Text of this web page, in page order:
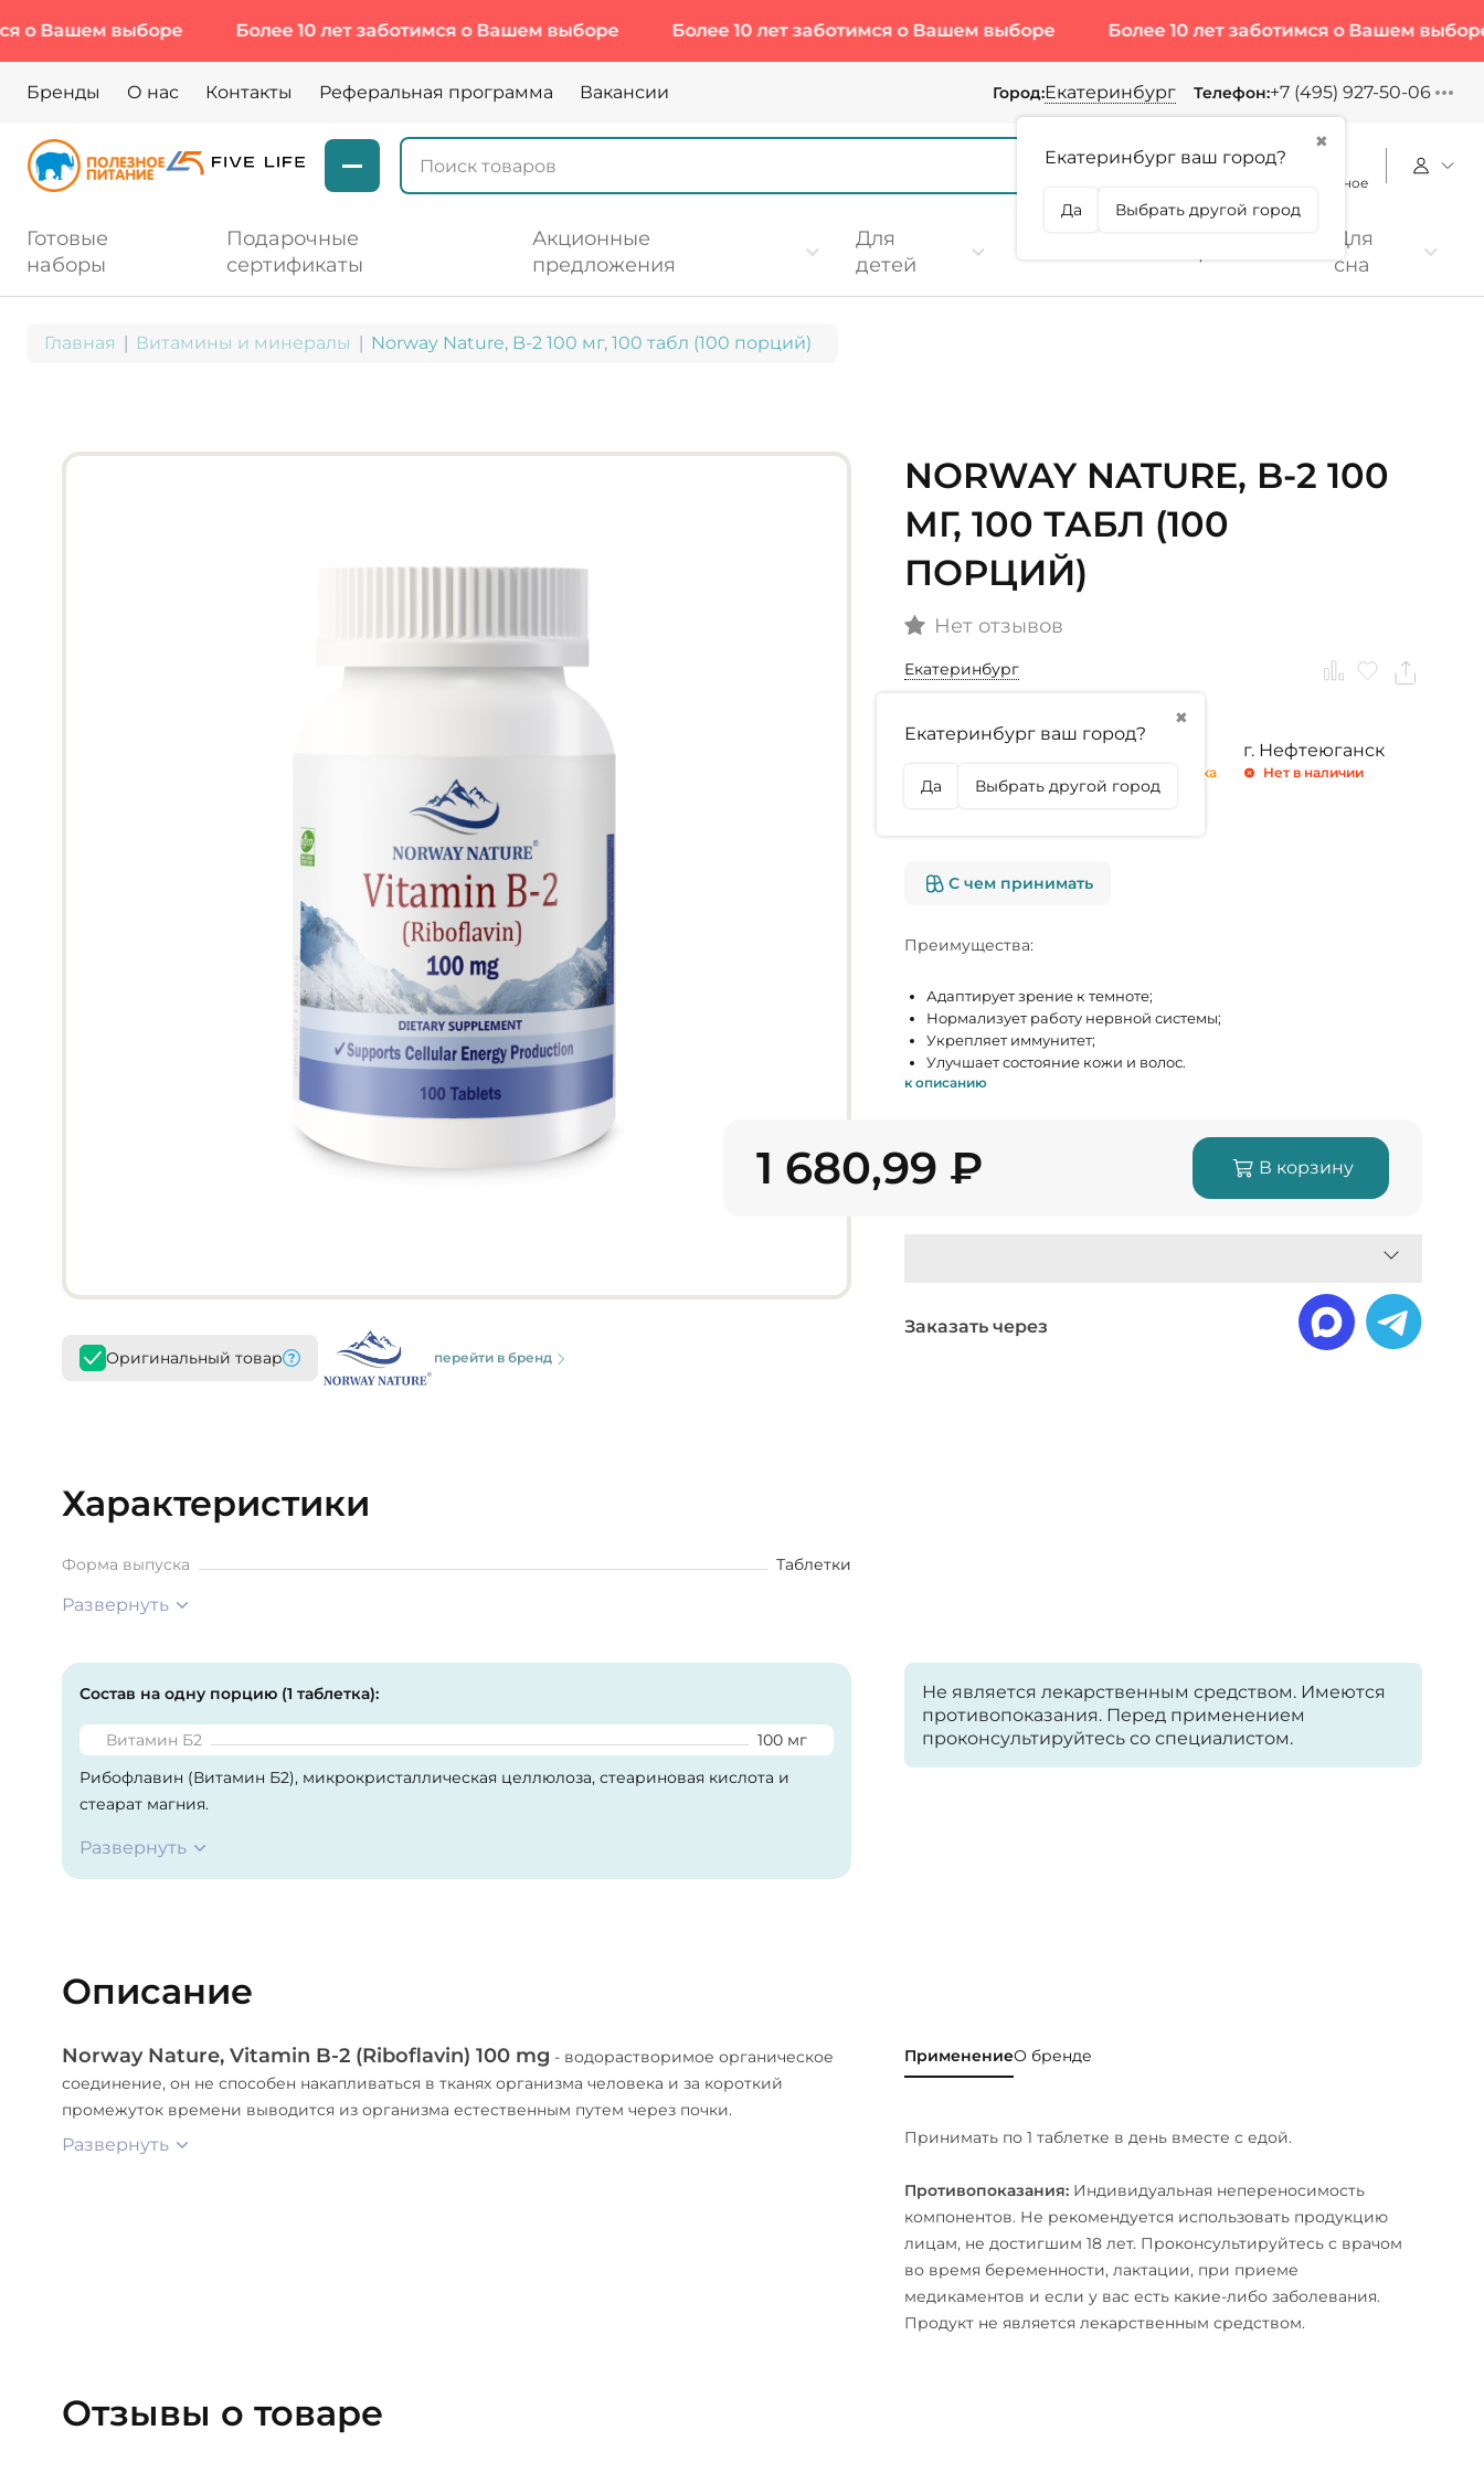
выборе Более 10 лет заботимся о Вашем выборе Более 10 лет заботимся о Вашем выборе Более 10 лет заботимся о Вашем выборе
Бренды О нас Контакты Реферальная программа Вакансии Город:Екатеринбург
✖
Екатеринбург ваш город?
Да Выбрать другой город
Телефон:+7 (495) 927-50-06
Избранное
Готовые
наборы
Подарочные
сертификаты
Акционные
предложения
Для
детей
Для
сна
Главная Витамины и минералы Norway Nature, B-2 100 мг, 100 табл (100 порций)
Оригинальный товар перейти в бренд
NORWAY NATURE, B-2 100
МГ, 100 ТАБЛ (100
ПОРЦИЙ)
Нет отзывов
Екатеринбург
✖
Екатеринбург ваш город?
Да Выбрать другой город
г. Екатеринбург г. Тюмень
Осталась 1 штука
г. Нефтеюганск
Нет в наличии
С чем принимать
Преимущества:
Адаптирует зрение к темноте;
Нормализует работу нервной системы;
Укрепляет иммунитет;
Улучшает состояние кожи и волос.
к описанию
1 680,99 ₽ В корзину
Заказать через
Характеристики
Форма выпуска Таблетки
Развернуть
Не является лекарственным средством. Имеются
противопоказания. Перед применением
проконсультируйтесь со специалистом.
Состав на одну порцию (1 таблетка):
Витамин Б2
100 мг
Рибофлавин (Витамин Б2), микрокристаллическая целлюлоза, стеариновая кислота и
стеарат магния.
Развернуть
Описание
Norway Nature, Vitamin B-2 (Riboflavin) 100 mg - водорастворимое органическое
соединение, он не способен накапливаться в тканях организма человека и за короткий
промежуток времени выводится из организма естественным путем через почки.
Развернуть
ПрименениеО бренде
Принимать по 1 таблетке в день вместе с едой.
Противопоказания: Индивидуальная непереносимость
компонентов. Не рекомендуется использовать продукцию
лицам, не достигшим 18 лет. Проконсультируйтесь с врачом
во время беременности, лактации, при приеме
медикаментов и если у вас есть какие-либо заболевания.
Продукт не является лекарственным средством.
Отзывы о товаре